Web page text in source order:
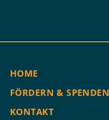
HOME
FÖRDERN & SPENDEN
KONTAKT